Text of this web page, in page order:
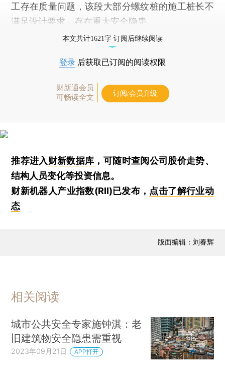
工存在质量问题，该段大部分螺纹桩的施工桩长不
满足设计要求，存在重大安全隐患。
本文共计1621字 订阅后继续阅读
登录 后获取已订阅的阅读权限
财新通会员
可畅读全文
订阅/会员升级
推荐进入财新数据库 ，可随时查阅公司股价走势、
结构人员变化等投资信息。
财新机器人产业指数(RII)已发布， 点击了解行业动
态
版面编辑：刘春辉
相关阅读
城市公共安全专家施钟淇：老
旧建筑物安全隐患需重视
2023年09月21日 APP打开